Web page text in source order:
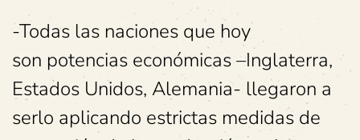
-Todas las naciones que hoy
son potencias económicas –Inglaterra,
Estados Unidos, Alemania- llegaron a
serlo aplicando estrictas medidas de